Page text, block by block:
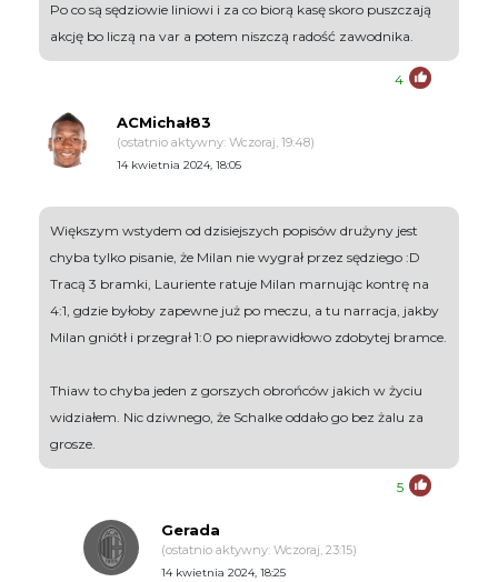
Po co są sędziowie liniowi i za co biorą kasę skoro puszczają
akcję bo liczą na var a potem niszczą radość zawodnika.
4
ACMichał83
(ostatnio aktywny: Wczoraj, 19:48)
14 kwietnia 2024, 18:05
Większym wstydem od dzisiejszych popisów drużyny jest
chyba tylko pisanie, że Milan nie wygrał przez sędziego :D
Tracą 3 bramki, Lauriente ratuje Milan marnując kontrę na
4:1, gdzie byłoby zapewne już po meczu, a tu narracja, jakby
Milan gniótł i przegrał 1:0 po nieprawidłowo zdobytej bramce.
Thiaw to chyba jeden z gorszych obrońców jakich w życiu
widziałem. Nic dziwnego, że Schalke oddało go bez żalu za
grosze.
5
Gerada
(ostatnio aktywny: Wczoraj, 23:15)
14 kwietnia 2024, 18:25